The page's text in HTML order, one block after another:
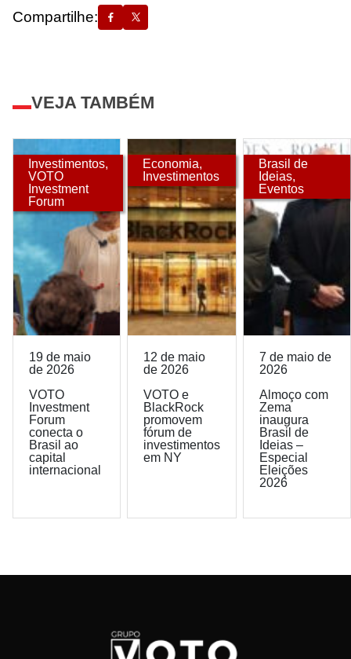
Compartilhe:
VEJA TAMBÉM
Investimentos,
VOTO
Investment
Forum
19 de maio
de 2026
VOTO
Investment
Forum
conecta o
Brasil ao
capital
internacional
Economia,
Investimentos
12 de maio
de 2026
VOTO e
BlackRock
promovem
fórum de
investimentos
em NY
Brasil de
Ideias,
Eventos
7 de maio de
2026
Almoço com
Zema
inaugura
Brasil de
Ideias –
Especial
Eleições
2026